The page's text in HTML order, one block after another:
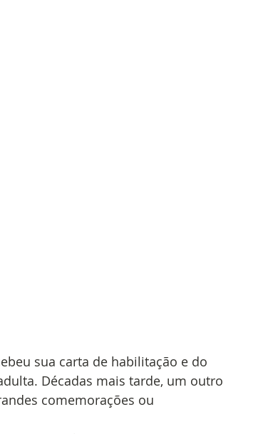
sua carta de habilitação e do
Décadas mais tarde, um outro
comemorações ou